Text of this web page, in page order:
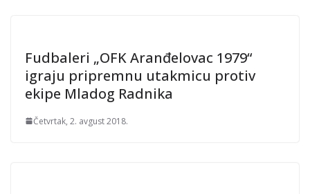
Fudbaleri „OFK Aranđelovac 1979“
igraju pripremnu utakmicu protiv
ekipe Mladog Radnika
Četvrtak, 2. avgust 2018.